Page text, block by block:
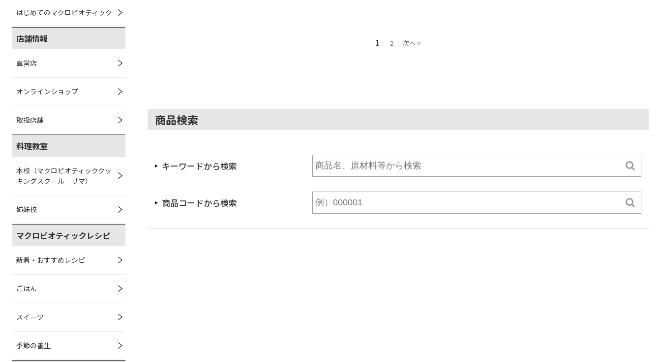
はじめてのマクロビオティック
店舗情報
直営店
オンラインショップ
取扱店舗
料理教室
本校（マクロビオティッククッ
キングスクール リマ）
姉妹校
マクロビオティックレシピ
新着・おすすめレシピ
ごはん
スイーツ
季節の養生
1 2 次へ >
商品検索
キーワードから検索
商品コードから検索